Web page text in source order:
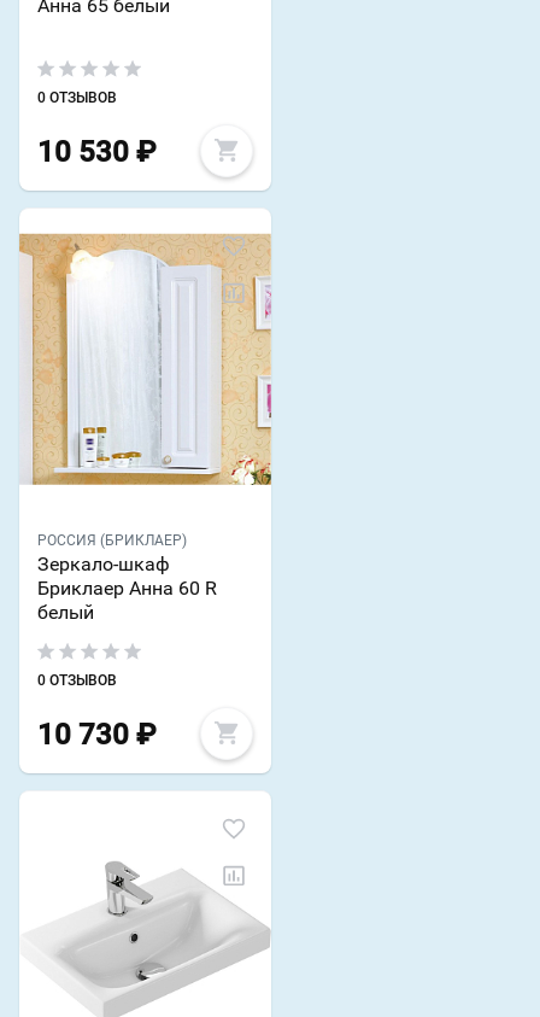
Анна 65 белый
0 ОТЗЫВОВ
10 530 ₽
РОССИЯ (БРИКЛАЕР)
Зеркало-шкаф
Бриклаер Анна 60 R
белый
0 ОТЗЫВОВ
10 730 ₽